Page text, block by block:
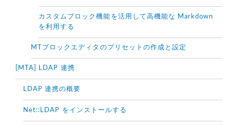
カスタムブロック機能を活用して高機能な Markdown
を利用する
MTブロックエディタのプリセットの作成と設定
[MTA] LDAP 連携
LDAP 連携の概要
Net::LDAP をインストールする